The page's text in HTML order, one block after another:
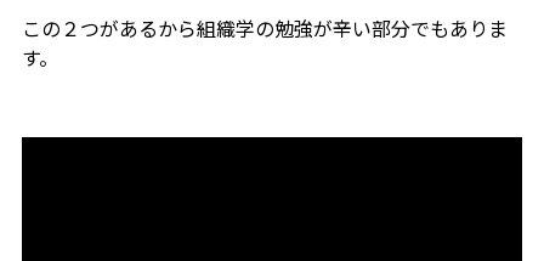
この２つがあるから組織学の勉強が辛い部分でもありま
す。